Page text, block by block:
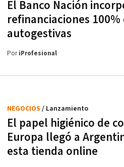
El Banco Nación
refinanciaciones
autogestivas
PoriProfesional
El papel higiénico de
Europa llegó a
esta tienda online
NEGOCIOS / Lanzamiento